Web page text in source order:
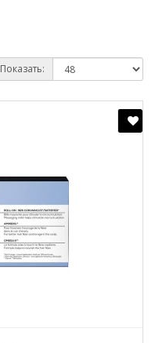
Показать: